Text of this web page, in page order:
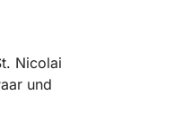
Nicolai
und